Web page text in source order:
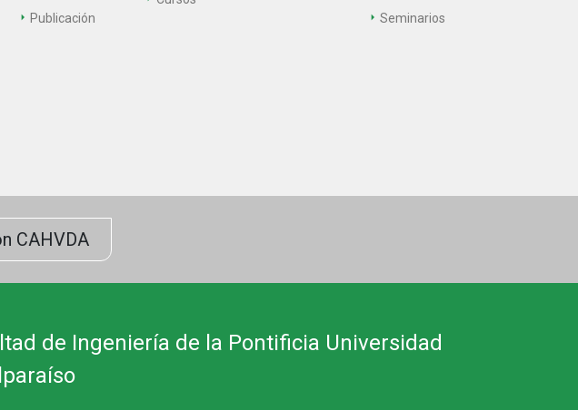
Publicación
Seminarios
CAHVDA
de Ingeniería de la Pontificia Universidad